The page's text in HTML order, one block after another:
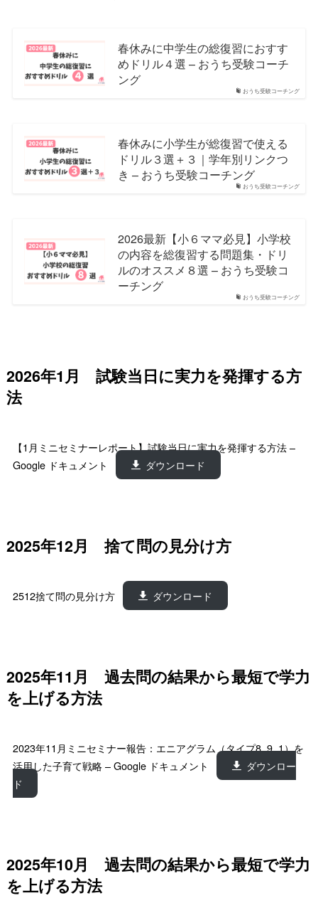
おうち受験コーチング
春休みに中学生の総復習におすす
めドリル４選 – おうち受験コーチ
ング
おうち受験コーチング
春休みに小学生が総復習で使える
ドリル３選＋３｜学年別リンクつ
き – おうち受験コーチング
おうち受験コーチング
2026最新【小６ママ必見】小学校
の内容を総復習する問題集・ドリ
ルのオススメ８選 – おうち受験コ
ーチング
2026年1月 試験当日に実力を発揮する方
法
【1月ミニセミナーレポート】試験当日に実力を発揮する方法 –
Google ドキュメント
ダウンロード
2025年12月 捨て問の見分け方
2512捨て問の見分け方 ダウンロード
2025年11月 過去問の結果から最短で学力
を上げる方法
2023年11月ミニセミナー報告：エニアグラム（タイプ8, 9, 1）を
活用した子育て戦略 – Google ドキュメント
ダウンロー
ド
2025年10月 過去問の結果から最短で学力
を上げる方法